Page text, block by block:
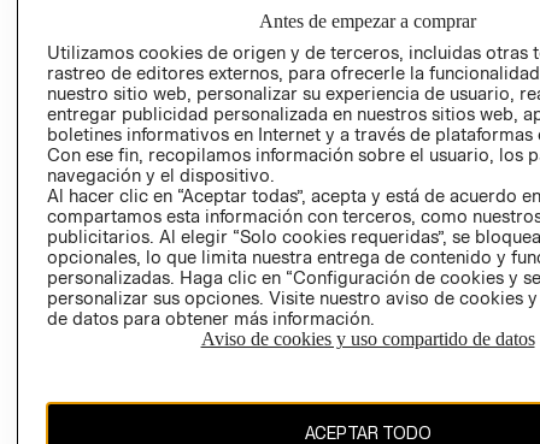
PROGRAMA DE
Y ÉTICA (INGLÉS)
COMERCIO - SIC
PETICIONES
QUEJAS Y
RECLAMOS
Colombia ($)
CAMBIAR REGIÓN
El contenido de esta página web está protegido por copyright y es
Antes de empezar a comprar
Utilizamos cookies de origen y de terceros, incluidas otras
rastreo de editores externos, para ofrecerle la
nuestro sitio web, personalizar su experiencia de usuario,
entregar publicidad personalizada en nuestros sitios web,
boletines informativos en Internet y a través de plataformas
Con ese fin, recopilamos información sobre el usuario, los
navegación y el dispositivo.
Al hacer clic en “Aceptar todas”, acepta y está de acuerdo
compartamos esta información con terceros, como
publicitarios. Al elegir “Solo cookies requeridas”, se
opcionales, lo que limita nuestra entrega de contenido y
personalizadas. Haga clic en “Configuración de cookies y
personalizar sus opciones. Visite nuestro aviso de cookies
de datos para obtener más información.
Aviso de cookies y uso compartido de datos
ACEPTAR TODO